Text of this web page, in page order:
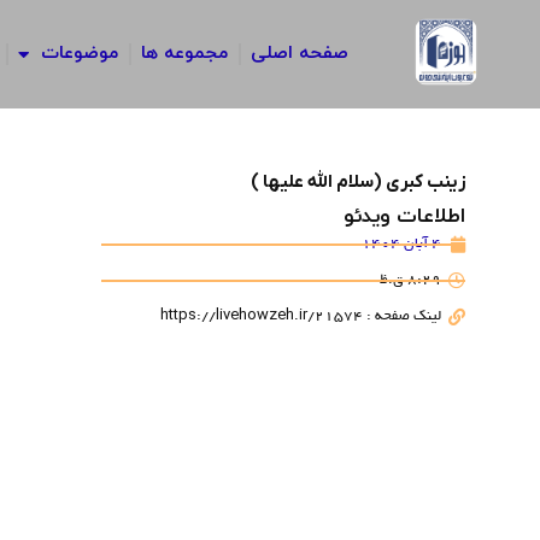
صفحه اصلی مجموعه ها موضوعات
زینب کبری (سلام الله علیها )
اطلاعات ویدئو
4 آبان 1404
8:29 ق.ظ
لینک صفحه : https://livehowzeh.ir/21574